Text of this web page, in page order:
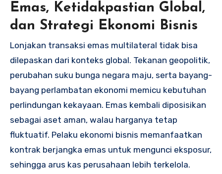
Emas, Ketidakpastian Global,
dan Strategi Ekonomi Bisnis
Lonjakan transaksi emas multilateral tidak bisa
dilepaskan dari konteks global. Tekanan geopolitik,
perubahan suku bunga negara maju, serta bayang-
bayang perlambatan ekonomi memicu kebutuhan
perlindungan kekayaan. Emas kembali diposisikan
sebagai aset aman, walau harganya tetap
fluktuatif. Pelaku ekonomi bisnis memanfaatkan
kontrak berjangka emas untuk mengunci eksposur,
sehingga arus kas perusahaan lebih terkelola.